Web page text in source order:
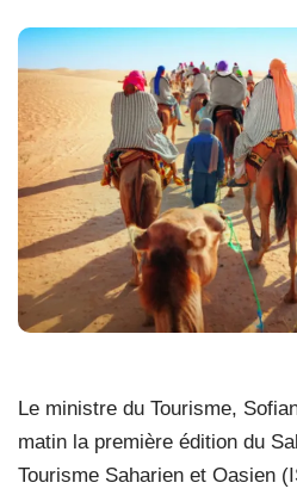
Le ministre du Tourisme,
matin la première édition du
Tourisme Saharien et Oasien